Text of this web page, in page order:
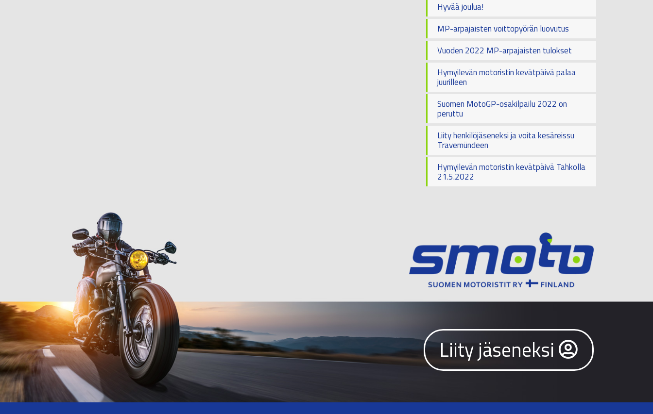
Hyvää joulua!
MP-arpajaisten voittopyörän luovutus
Vuoden 2022 MP-arpajaisten tulokset
Hymyilevän motoristin kevätpäivä palaa
juurilleen
Suomen MotoGP-osakilpailu 2022 on
peruttu
Liity henkilöjäseneksi ja voita kesäreissu
Travemündeen
Hymyilevän motoristin kevätpäivä Tahkolla
21.5.2022
Liity jäseneksi